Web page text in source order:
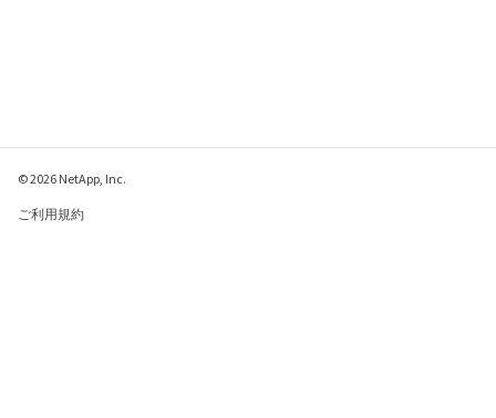
© 2026 NetApp, Inc.
ご利用規約